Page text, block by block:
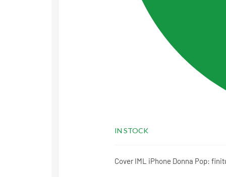
IN STOCK
Cover IML iPhone Donna Pop: